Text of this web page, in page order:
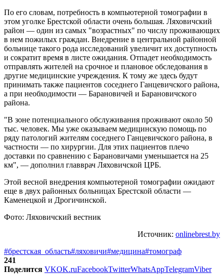
По его словам, потребность в компьютерной томографии в
этом уголке Брестской области очень большая. Ляховичский
район — один из самых "возрастных" по числу проживающих
в нем пожилых граждан. Внедрение в центральной районной
больнице такого рода исследований увеличит их доступность
и сократит время в листе ожидания. Отпадет необходимость
отправлять жителей на срочное и плановое обследования в
другие медицинские учреждения. К тому же здесь будут
принимать также пациентов соседнего Ганцевичского района,
а при необходимости — Барановичей и Барановичского
района.
"В зоне потенциального обслуживания проживают около 50
тыс. человек. Мы уже оказываем медицинскую помощь по
ряду патологий жителям соседнего Ганцевичского района, в
частности — по хирургии. Для этих пациентов плечо
доставки по сравнению с Барановичами уменьшается на 25
км", — дополнил главврач Ляховичской ЦРБ.
Этой весной внедрения компьютерной томографии ожидают
еще в двух районных больницах Брестской области —
Каменецкой и Дрогичинской.
Фото: Ляховичский вестник
Источник: onlinebrest.by
#брестская_область#ляховичи#медицина#томограф
241
Поделится VKOK.ruFacebookTwitterWhatsAppTelegramViber